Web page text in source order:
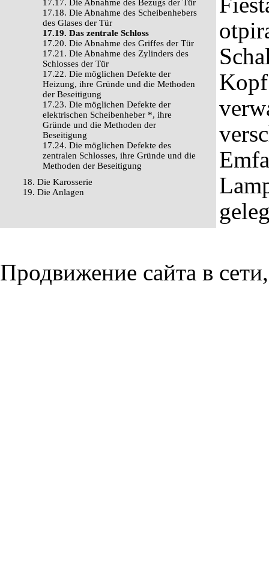
17.17. Die Abnahme des Bezugs der Tür
17.18. Die Abnahme des Scheibenhebers
des Glases der Tür
17.19. Das zentrale Schloss
17.20. Die Abnahme des Griffes der Tür
17.21. Die Abnahme des Zylinders des
Schlosses der Tür
17.22. Die möglichen Defekte der
Heizung, ihre Gründe und die Methoden
der Beseitigung
17.23. Die möglichen Defekte der
elektrischen Scheibenheber *, ihre
Gründe und die Methoden der
Beseitigung
17.24. Die möglichen Defekte des
zentralen Schlosses, ihre Gründe und die
Methoden der Beseitigung
18. Die Karosserie
19. Die Anlagen
Kopf
Продвижение сайта в